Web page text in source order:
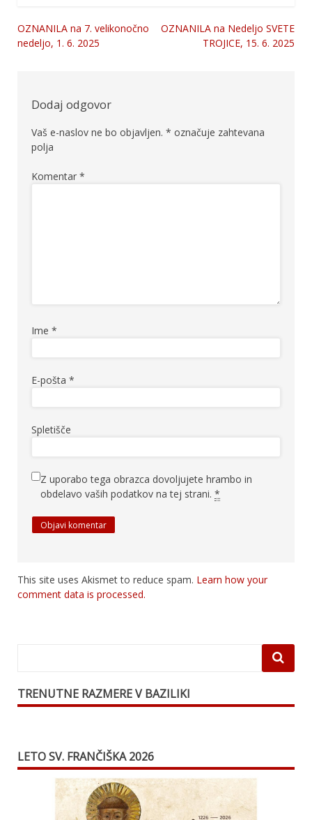
Navigacija
OZNANILA na 7. velikonočno
nedeljo, 1. 6. 2025
OZNANILA na Nedeljo SVETE
TROJICE, 15. 6. 2025
Dodaj odgovor
Vaš e-naslov ne bo objavljen. * označuje zahtevana
polja
Komentar *
Ime *
E-pošta *
Spletišče
Z uporabo tega obrazca dovoljujete hrambo in
obdelavo vaših podatkov na tej strani. *
This site uses Akismet to reduce spam. Learn how your
comment data is processed.
TRENUTNE RAZMERE V BAZILIKI
LETO SV. FRANČIŠKA 2026